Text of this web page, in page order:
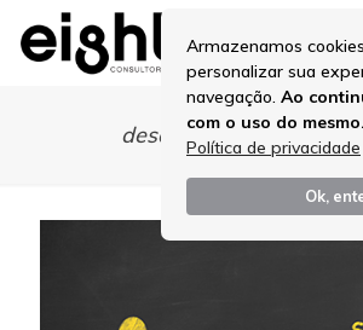
Armazenamos
personalizar sua
navegação. Ao
com o uso do mesmo.
Política de privacidade
Ok,
desdobramento de